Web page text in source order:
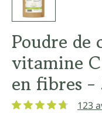
Poudre
vitamine
en fibres -
123